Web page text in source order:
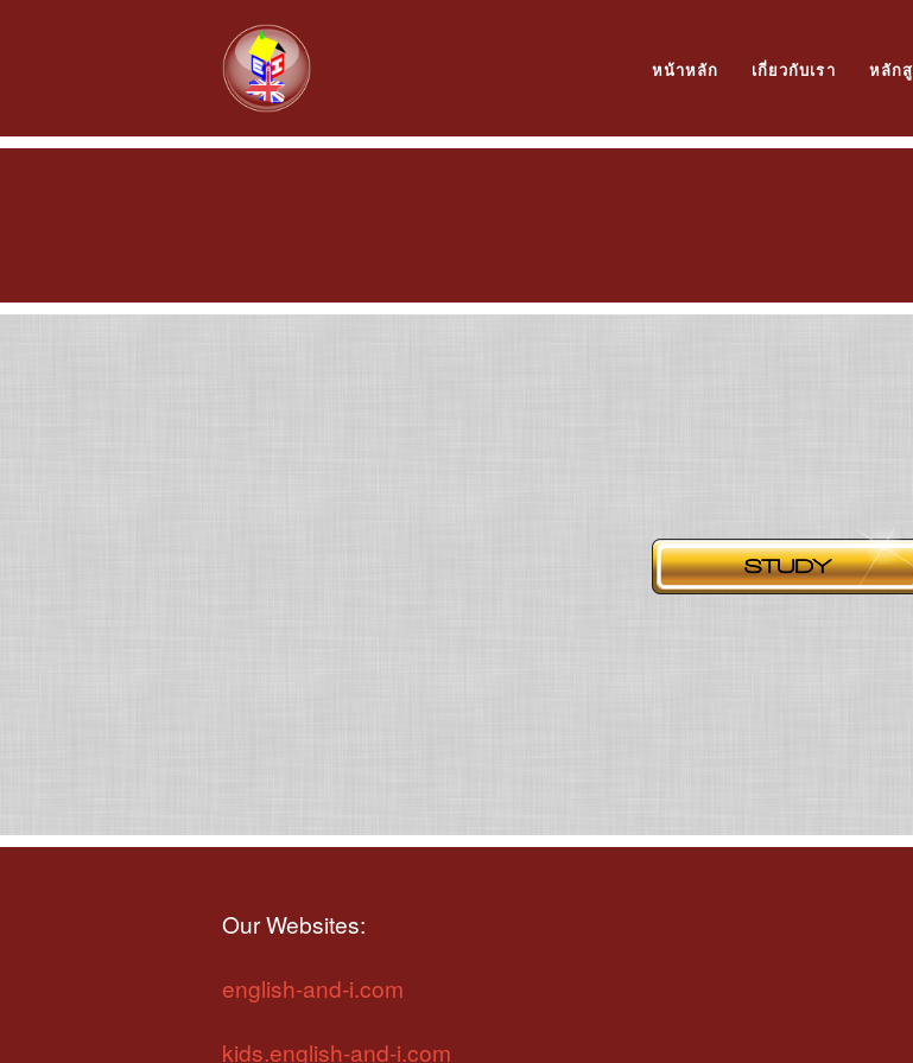
หน้าหลัก เกี่ยวกับเรา หลัก
Our Websites:
english-and-i.com
kids.english-and-i.com